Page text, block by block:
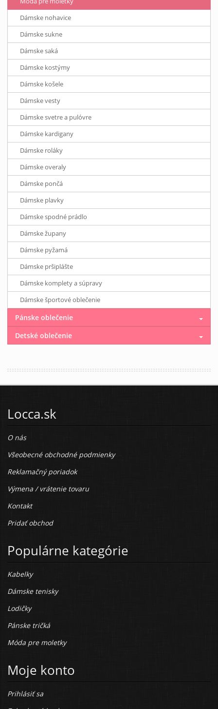
Dámske nohavice
Dámske sukne
Dámske saká
Dámske kostýmy
Dámske košele
Dámske vesty
Dámske svetre a pulóvre
Dámske kardigany
Dámske roláky
Dámske overaly
Dámske pončá
Dámske plavky
Dámske spodné prádlo
Dámske župany
Dámske pyžamá
Dámske pršiplášte
Dámske komplety a súpravy
Dámske športové oblečenie
Pánske oblečenie
Detské oblečenie
Locca.sk
O nás
Všeobecné obchodné podmienky
Reklamačný poriadok
Výmena / vrátenie tovaru
Kontakt
Pridať obchod
Populárne kategórie
Kabelky
Dámske tenisky
Lodičky
Pánske tričká
Móda pre moletky
Moje konto
Prihlásiť sa